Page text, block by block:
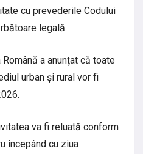
cu prevederile Codului
legală.
a anunțat că toate
urban și rural vor fi
va fi reluată conform
începând cu ziua